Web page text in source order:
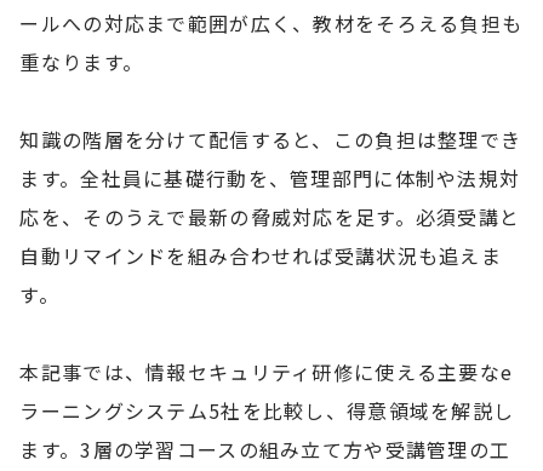
ールへの対応まで範囲が広く、教材をそろえる負担も
重なります。
知識の階層を分けて配信すると、この負担は整理でき
ます。全社員に基礎行動を、管理部門に体制や法規対
応を、そのうえで最新の脅威対応を足す。必須受講と
自動リマインドを組み合わせれば受講状況も追えま
す。
本記事では、情報セキュリティ研修に使える主要なe
ラーニングシステム5社を比較し、得意領域を解説し
ます。3層の学習コースの組み立て方や受講管理の工